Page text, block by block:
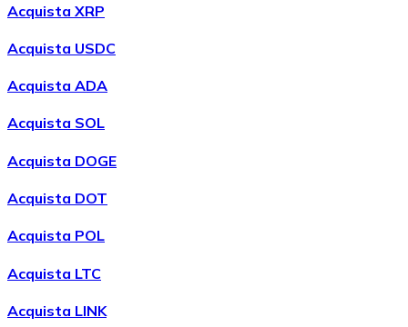
Acquista XRP
Acquista USDC
Acquista ADA
Acquista SOL
Acquista DOGE
Acquista DOT
Acquista POL
Acquista LTC
Acquista LINK